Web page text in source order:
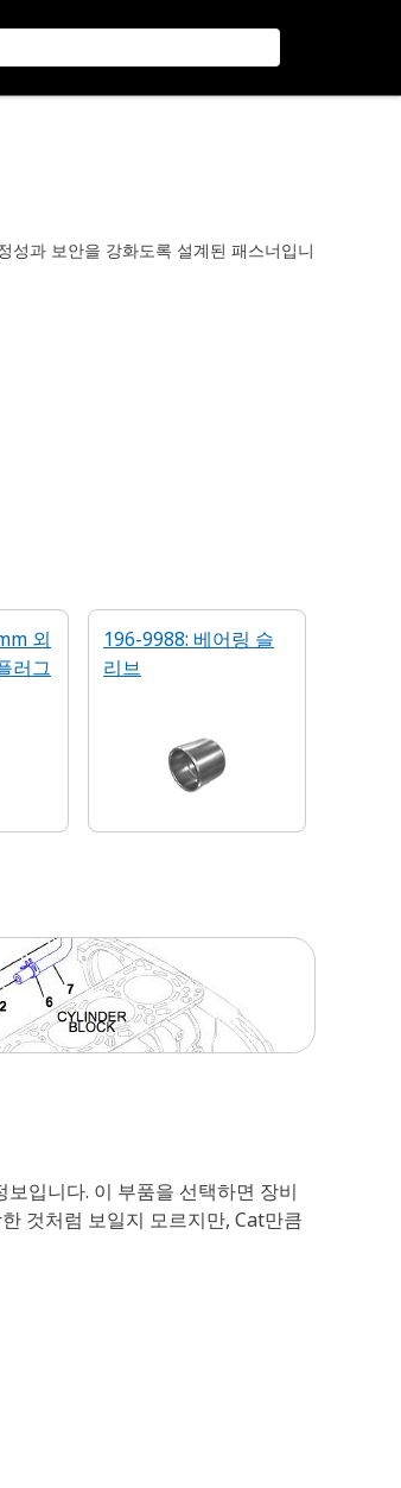
과 보안을 강화도록 설계된 패스너입니
외
러그
196-9988: 베어링 슬
리브
입니다. 이 부품을 선택하면 장비
것처럼 보일지 모르지만, Cat만큼